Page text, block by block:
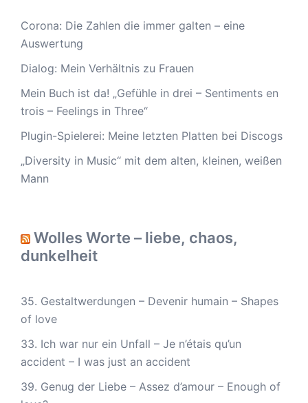
Corona: Die Zahlen die immer galten – eine
Auswertung
Dialog: Mein Verhältnis zu Frauen
Mein Buch ist da! „Gefühle in drei – Sentiments en
trois – Feelings in Three“
Plugin-Spielerei: Meine letzten Platten bei Discogs
„Diversity in Music“ mit dem alten, kleinen, weißen
Mann
Wolles Worte – liebe, chaos,
dunkelheit
35. Gestaltwerdungen – Devenir humain – Shapes
of love
33. Ich war nur ein Unfall – Je n’étais qu’un
accident – I was just an accident
39. Genug der Liebe – Assez d’amour – Enough of